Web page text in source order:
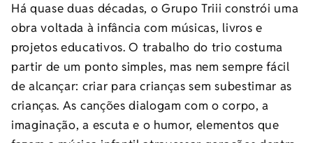
Há quase duas décadas, o Grupo Triii constrói uma
obra voltada à infância com músicas, livros e
projetos educativos. O trabalho do trio costuma
partir de um ponto simples, mas nem sempre fácil
de alcançar: criar para crianças sem subestimar as
crianças. As canções dialogam com o corpo, a
imaginação, a escuta e o humor, elementos que